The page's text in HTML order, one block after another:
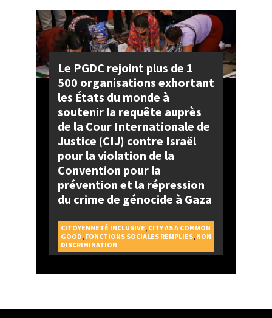
Le PGDC rejoint plus de 1
500 organisations exhortant
les États du monde à
soutenir la requête auprès
de la Cour Internationale de
Justice (CIJ) contre Israël
pour la violation de la
Convention pour la
prévention et la répression
du crime de génocide à Gaza
CITOYENNETÉ INCLUSIVE, CITY AS A COMMON
GOOD, FONCTIONS SOCIALES REMPLIES, NON
DISCRIMINATION